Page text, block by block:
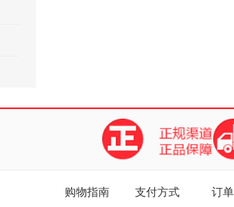
购物指南 支付方式 订